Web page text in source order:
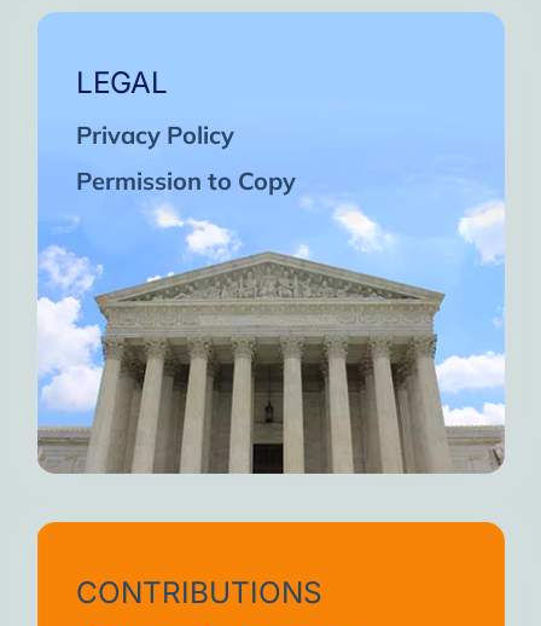
LEGAL
Privacy Policy
Permission to Copy
CONTRIBUTIONS